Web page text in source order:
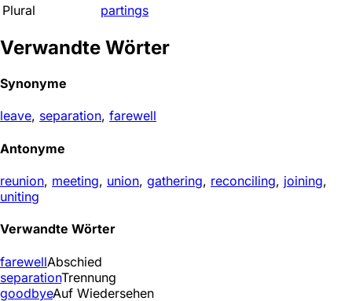
Plural partings
Verwandte Wörter
Synonyme
leave, separation, farewell
Antonyme
reunion, meeting, union, gathering, reconciling, joining,
uniting
Verwandte Wörter
farewellAbschied
separationTrennung
goodbyeAuf Wiedersehen